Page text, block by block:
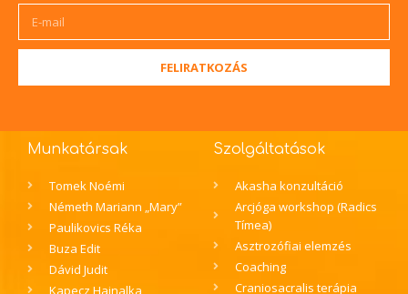
FELIRATKOZÁS
Munkatársak
Tomek Noémi
Németh Mariann „Mary”
Paulikovics Réka
Buza Edit
Dávid Judit
Kapecz Hajnalka
Szolgáltatások
Akasha konzultáció
Arcjóga workshop (Radics
Tímea)
Asztrozófiai elemzés
Coaching
Craniosacralis terápia